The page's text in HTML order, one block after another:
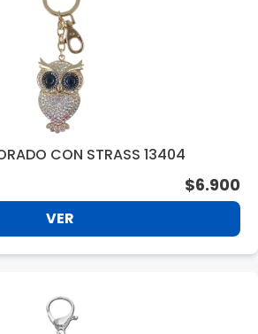
CON STRASS 13404
$6.900
VER